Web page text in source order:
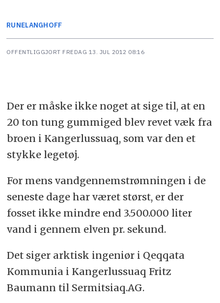
RUNELANGHOFF
OFFENTLIGGJORT FREDAG 13. JUL 2012 08:16
Der er måske ikke noget at sige til, at en
20 ton tung gummiged blev revet væk fra
broen i Kangerlussuaq, som var den et
stykke legetøj.
For mens vandgennemstrømningen i de
seneste dage har været størst, er der
fosset ikke mindre end 3.500.000 liter
vand i gennem elven pr. sekund.
Det siger arktisk ingeniør i Qeqqata
Kommunia i Kangerlussuaq Fritz
Baumann til Sermitsiaq.AG.